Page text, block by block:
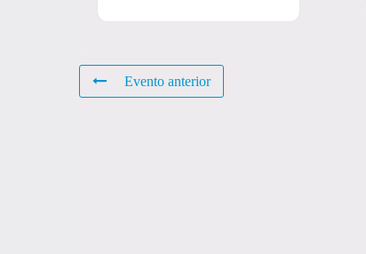
Evento anterior